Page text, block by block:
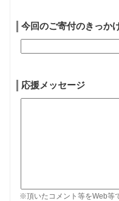
今回のご寄付のきっか
応援メッセージ
※頂いたコメント等をWeb等